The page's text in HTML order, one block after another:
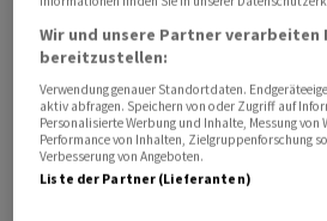
amerikanischen Angriffe auch
Saudi-Arabien. In dem Golfstaat
stationiert. Pakistan vermittelt
Teheran und Washington./arj/DP/
(AWP)
Wir und unsere Partner verarbeiten
bereitzustellen:
Verwendung genauer Standortdaten.
aktiv abfragen. Speichern von oder Zugriff auf
Personalisierte Werbung und Inhalte, Messung von
Performance von Inhalten, Zielgruppenforschung
Verbesserung von Angeboten.
Liste der Partner (Lieferanten)